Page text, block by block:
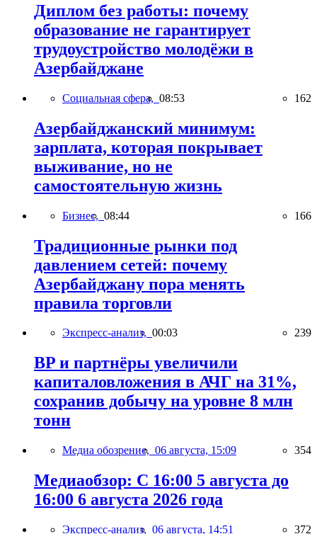
Диплом без работы: почему
образование не гарантирует
трудоустройство молодёжи в
Азербайджане
Социальная сфера, 08:53 162
Азербайджанский минимум:
зарплата, которая покрывает
выживание, но не
самостоятельную жизнь
Бизнес, 08:44 166
Традиционные рынки под
давлением сетей: почему
Азербайджану пора менять
правила торговли
Экспресс-анализ, 00:03 239
BP и партнёры увеличили
капиталовложения в АЧГ на 31%,
сохранив добычу на уровне 8 млн
тонн
Медиа обозрение, 06 августа, 15:09 354
Медиаобзор: С 16:00 5 августа до
16:00 6 августа 2026 года
Экспресс-анализ, 06 августа, 14:51 372